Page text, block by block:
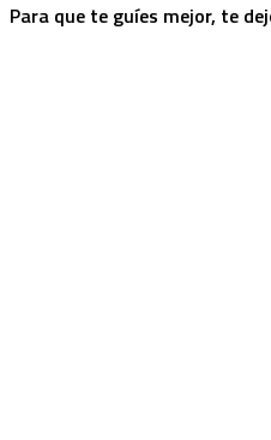
Para que te guíes mejor, te